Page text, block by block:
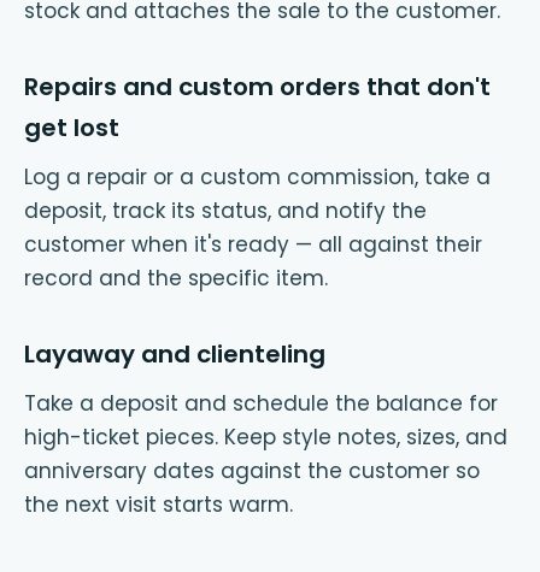
stock and attaches the sale to the customer.
Repairs and custom orders that don't
get lost
Log a repair or a custom commission, take a
deposit, track its status, and notify the
customer when it's ready — all against their
record and the specific item.
Layaway and clienteling
Take a deposit and schedule the balance for
high-ticket pieces. Keep style notes, sizes, and
anniversary dates against the customer so
the next visit starts warm.